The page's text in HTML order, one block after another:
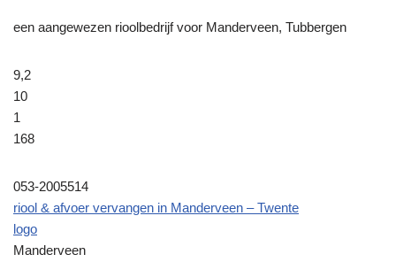
een aangewezen rioolbedrijf voor Manderveen, Tubbergen
9,2
10
1
168
053-2005514
riool & afvoer vervangen in Manderveen – Twente
logo
Manderveen